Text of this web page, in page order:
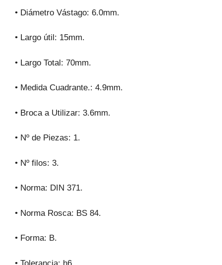
• Diámetro Vástago: 6.0mm.
• Largo útil: 15mm.
• Largo Total: 70mm.
• Medida Cuadrante.: 4.9mm.
• Broca a Utilizar: 3.6mm.
• Nº de Piezas: 1.
• Nº filos: 3.
• Norma: DIN 371.
• Norma Rosca: BS 84.
• Forma: B.
• Tolerancia: h6.